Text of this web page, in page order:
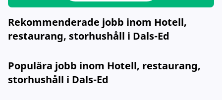
Rekommenderade jobb inom Hotell,
restaurang, storhushåll i Dals-Ed
Populära jobb inom Hotell, restaurang,
storhushåll i Dals-Ed